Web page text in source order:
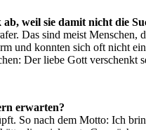
weil sie damit nicht die
Das sind meist
und konnten sich oft nicht
Der liebe Gott verschenkt
erwarten?
So nach dem Motto: Ich